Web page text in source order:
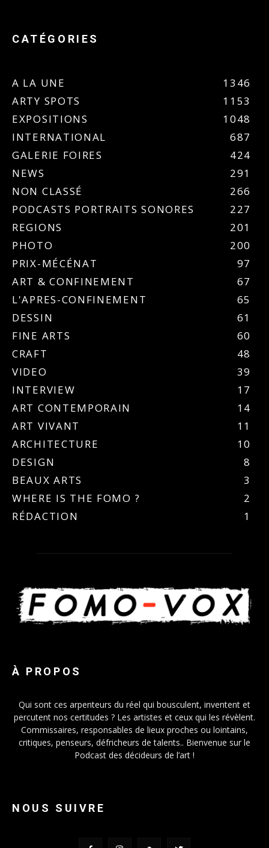
CATÉGORIES
A LA UNE
1346
ARTY SPOTS
1153
EXPOSITIONS
1048
INTERNATIONAL
687
GALERIE FOIRES
424
NEWS
291
NON CLASSÉ
266
PODCASTS PORTRAITS SONORES
227
REGIONS
201
PHOTO
200
PRIX-MÉCÉNAT
97
ART & CONFINEMENT
67
L'APRES-CONFINEMENT
65
DESSIN
61
FINE ARTS
60
CRAFT
48
VIDEO
39
INTERVIEW
17
ART CONTEMPORAIN
14
ART VIVANT
11
ARCHITECTURE
10
DESIGN
8
BEAUX ARTS
3
WHERE IS THE FOMO ?
2
RÉDACTION
1
À PROPOS
Qui sont ces arpenteurs du réel qui bousculent, inventent et
percutent nos certitudes ? Les artistes et ceux qui les révèlent.
Commissaires, responsables de lieux proches ou lointains,
critiques, penseurs, défricheurs de talents.. Bienvenue sur le
Podcast des décideurs de l’art !
NOUS SUIVRE